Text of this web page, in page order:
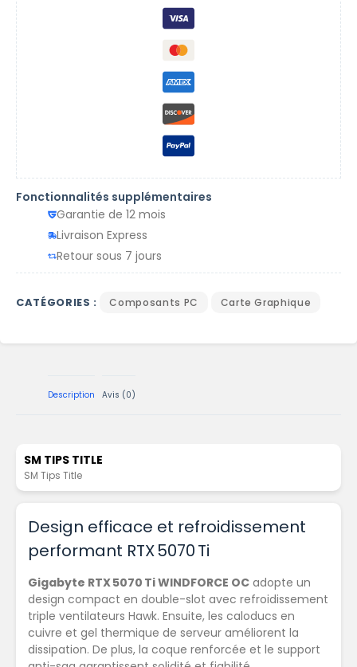
Fonctionnalités supplémentaires
Garantie de 12 mois
Livraison Express
Retour sous 7 jours
CATÉGORIES : Composants PC Carte Graphique
Description Avis (0)
SM TIPS TITLE
SM Tips Title
Design efficace et refroidissement
performant RTX 5070 Ti
Gigabyte RTX 5070 Ti WINDFORCE OC adopte un
design compact en double-slot avec refroidissement
triple ventilateurs Hawk. Ensuite, les caloducs en
cuivre et gel thermique de serveur améliorent la
dissipation. De plus, la coque renforcée et le support